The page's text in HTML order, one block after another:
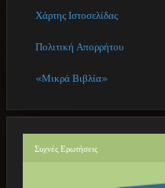
Χάρτης Ιστοσελίδας
Πολιτική Απορρήτου
«Μικρά Βιβλία»
Συχνές Ερωτήσεις